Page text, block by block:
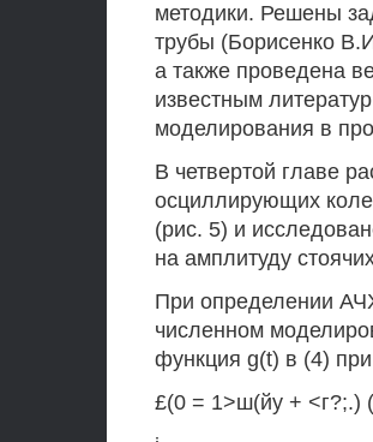
методики. Решены
трубы (Борисенко
а также проведена
известным
моделирования в
В четвертой главе
осциллирующих
(рис. 5) и
на амплитуду
При определении
численном
функция g(t) в (4)
£(0 = 1>ш(йу + <г?;.)